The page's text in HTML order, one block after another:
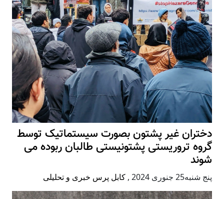
دختران غیر پشتون بصورت سیستماتیک توسط
گروه تروریستی پشتونیستی طالبان ربوده می
شوند
پنج شنبه25 جنوری 2024 , کابل پرس خبری و تحلیلی